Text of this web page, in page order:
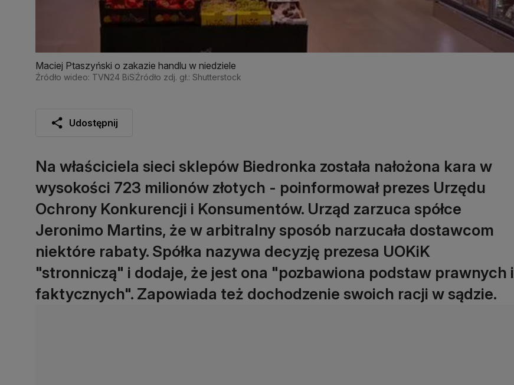
Maciej Ptaszyński o zakazie handlu w niedziele
Źródło wideo: TVN24 BiSŹródło zdj. gł.: Shutterstock
Udostępnij
Na właściciela sieci sklepów Biedronka została nałożona kara w
wysokości 723 milionów złotych - poinformował prezes Urzędu
Ochrony Konkurencji i Konsumentów. Urząd zarzuca spółce
Jeronimo Martins, że w arbitralny sposób narzucała dostawcom
niektóre rabaty. Spółka nazywa decyzję prezesa UOKiK
"stronniczą" i dodaje, że jest ona "pozbawiona podstaw prawnych i
faktycznych". Zapowiada też dochodzenie swoich racji w sądzie.